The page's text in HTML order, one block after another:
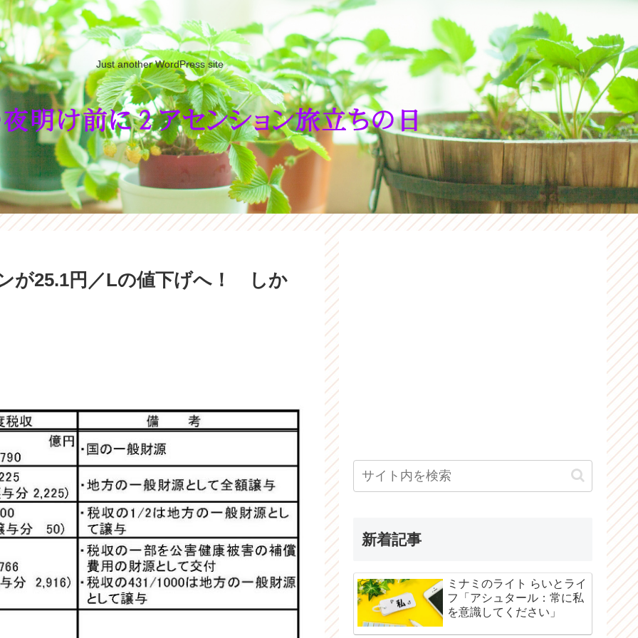
Just another WordPress site
が25.1円／Lの値下げへ！ しか
新着記事
ミナミのライト らいとライ
フ「アシュタール：常に私
を意識してください」